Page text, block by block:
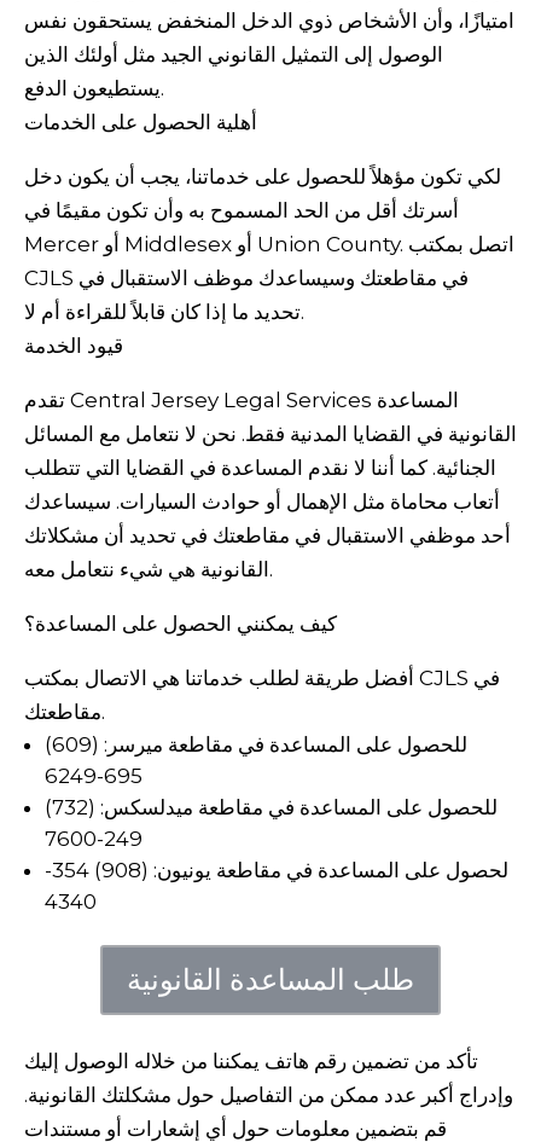
امتيازًا، وأن الأشخاص ذوي الدخل المنخفض يستحقون نفس
الوصول إلى التمثيل القانوني الجيد مثل أولئك الذين
يستطيعون الدفع.
أهلية الحصول على الخدمات
لكي تكون مؤهلاً للحصول على خدماتنا، يجب أن يكون دخل
أسرتك أقل من الحد المسموح به وأن تكون مقيمًا في
Mercer أو Middlesex أو Union County. اتصل بمكتب
CJLS في مقاطعتك وسيساعدك موظف الاستقبال في
تحديد ما إذا كان قابلاً للقراءة أم لا.
قيود الخدمة
تقدم Central Jersey Legal Services المساعدة
القانونية في القضايا المدنية فقط. نحن لا نتعامل مع المسائل
الجنائية. كما أننا لا نقدم المساعدة في القضايا التي تتطلب
أتعاب محاماة مثل الإهمال أو حوادث السيارات. سيساعدك
أحد موظفي الاستقبال في مقاطعتك في تحديد أن مشكلاتك
القانونية هي شيء نتعامل معه.
كيف يمكنني الحصول على المساعدة؟
أفضل طريقة لطلب خدماتنا هي الاتصال بمكتب CJLS في
مقاطعتك.
للحصول على المساعدة في مقاطعة ميرسر: (609)
695-6249
للحصول على المساعدة في مقاطعة ميدلسكس: (732)
249-7600
لحصول على المساعدة في مقاطعة يونيون: (908) 354-
4340
طلب المساعدة القانونية
تأكد من تضمين رقم هاتف يمكننا من خلاله الوصول إليك
وإدراج أكبر عدد ممكن من التفاصيل حول مشكلتك القانونية.
قم بتضمين معلومات حول أي إشعارات أو مستندات